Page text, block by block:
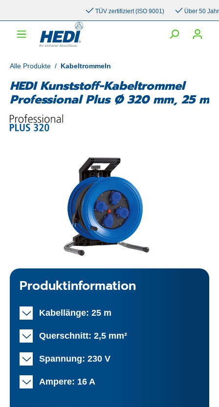
TÜV zertifiziert (ISO 9001) Über 50 Jahre
Alle Produkte / Kabeltrommeln
HEDI Kunststoff-Kabeltrommel
Professional Plus Ø 320 mm, 25 m
Produktinformation
Kabellänge: 25 m
Querschnitt: 2,5 mm²
Spannung: 230 V
Ampere: 16 A